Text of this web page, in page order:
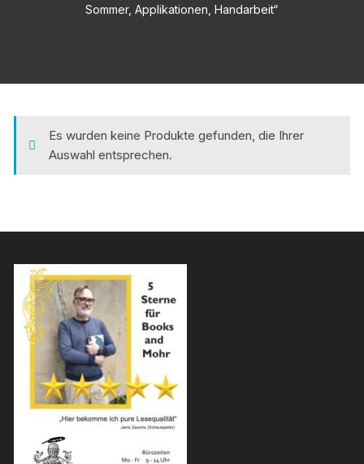
Sommer, Applikationen, Handarbeit“
Es wurden keine Produkte gefunden, die Ihrer
Auswahl entsprechen.